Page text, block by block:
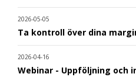
2026-05-05
Ta kontroll över dina
2026-04-16
Webinar - Uppföljning och